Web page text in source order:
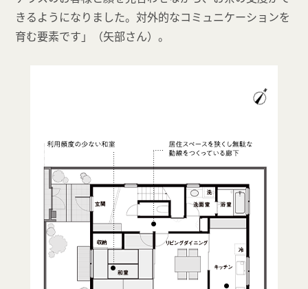
きるようになりました。対外的なコミュニケーションを
育む要素です」（矢部さん）。